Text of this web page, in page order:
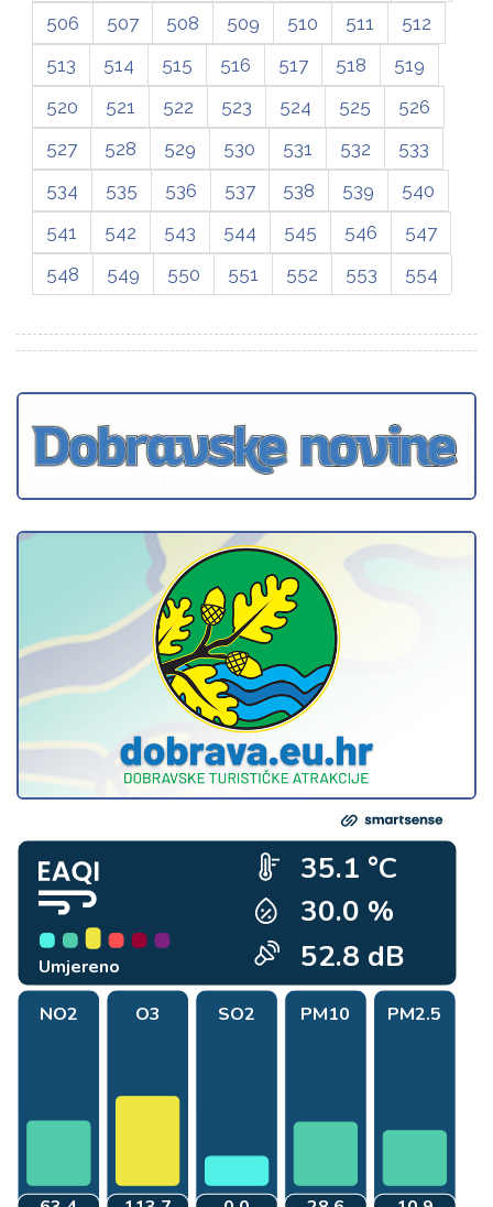
506 507 508 509 510 511
512
513
514 515 516 517 518
519
520
521 522 523 524 525
526
527
528 529 530 531 532
533
534
535 536 537 538 539
540
541
542 543 544 545 546
547
548
549 550 551 552 553 554